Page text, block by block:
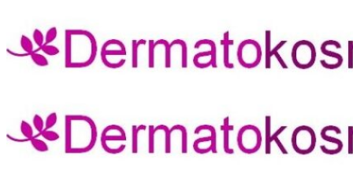
obsah
Dermatokosmetika.cz